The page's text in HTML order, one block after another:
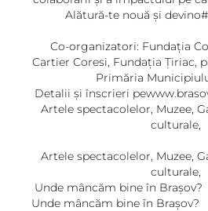
Alătură-te nouă și
Co-organizatori: Fundația
Cartier Coresi, Fundația Ţiriac,
Primăria
Detalii și înscrieri
Artele spectacolelor, Muzee,
culturale,
Artele spectacolelor, Muzee,
culturale,
Unde mâncăm bine în Brașov?
Unde mâncăm bine în Brașov?